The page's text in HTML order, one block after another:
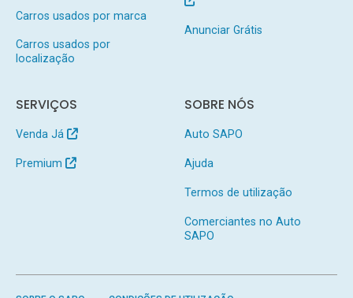
Carros usados por marca
Carros usados por
localização
Anunciar Grátis
SERVIÇOS
Venda Já
Premium
SOBRE NÓS
Auto SAPO
Ajuda
Termos de utilização
Comerciantes no Auto
SAPO